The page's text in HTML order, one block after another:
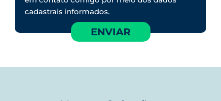
cadastrais informados.
ENVIAR